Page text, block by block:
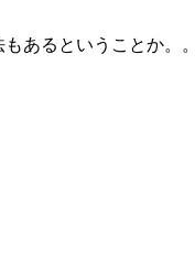
あるということか。